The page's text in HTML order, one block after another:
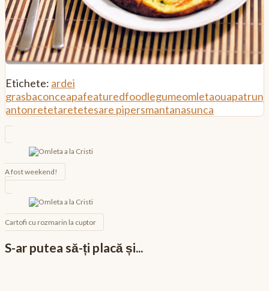
Etichete: ardei
grasbaconceapafeaturedfoodlegumeomletaoua
antonretetaretetesare pipersmantanasunca
articole
A fost weekend!
Cartofi cu rozmarin la cuptor
S-ar putea să-ți placă și...